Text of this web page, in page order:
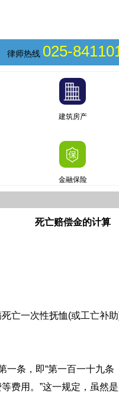
律师热线 025-
建筑房产
金融保险
死亡赔偿金的计算
一次性抚恤(或工亡补
条，即“第一百一十九
费用。”这一规定，虽